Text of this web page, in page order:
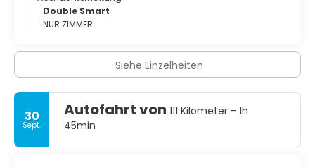
Double Smart
NUR ZIMMER
Siehe Einzelheiten
30
Sept.
Autofahrt von 111 Kilometer - 1h
45min